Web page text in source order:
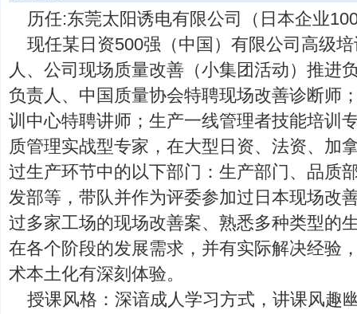
历任:东莞太阳诱电有限公司（日本企业
现任某日资500强（中国）有限公司高级
人、公司现场质量改善（小集团活动）推进
负责人、中国质量协会特聘现场改善诊断师
训中心特聘讲师；生产一线管理者技能培训
质管理实战型专家，在大型日资、法资、加
过生产环节中的以下部门：生产部门、品质
发部等，带队并作为评委参加过日本现场改
过多家工场的现场改善案、熟悉多种类型的
在各个阶段的发展需求，并有实际解决经验
术本土化有深刻体验。
授课风格：深谙成人学习方式，讲课风趣